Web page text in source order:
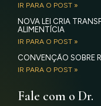
IR PARA O POST »
NOVA LEI CRIA
ALIMENTÍCIA
IR PARA O POST »
CONVENÇÃO SOBRE
IR PARA O POST »
Fale com o Dr.